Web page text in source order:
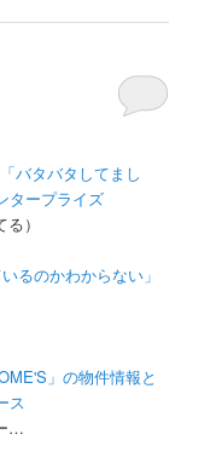
バタバタしてまし
タープライズ
）
るのかわからない」
」の物件情報と
ス
…